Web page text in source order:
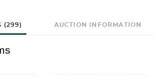
(299) AUCTION INFORMATION